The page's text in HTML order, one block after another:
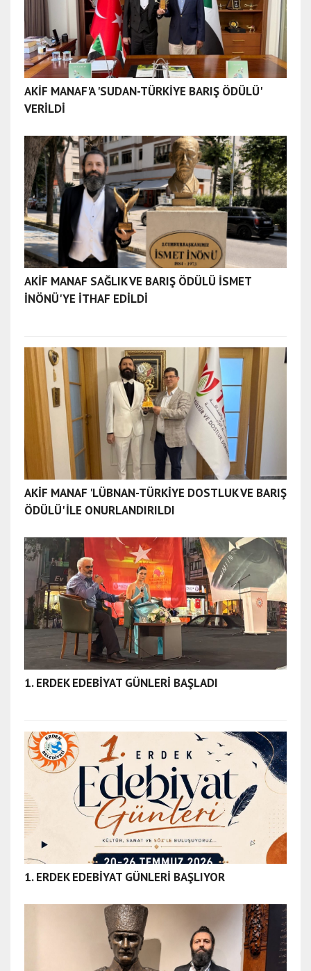
AKİF MANAF'A 'SUDAN-TÜRKİYE BARIŞ ÖDÜLÜ'
VERİLDİ
AKİF MANAF SAĞLIK VE BARIŞ ÖDÜLÜ İSMET
İNÖNÜ'YE İTHAF EDİLDİ
AKİF MANAF 'LÜBNAN-TÜRKİYE DOSTLUK VE BARIŞ
ÖDÜLÜ' İLE ONURLANDIRILDI
1. ERDEK EDEBİYAT GÜNLERİ BAŞLADI
1. ERDEK EDEBİYAT GÜNLERİ BAŞLIYOR